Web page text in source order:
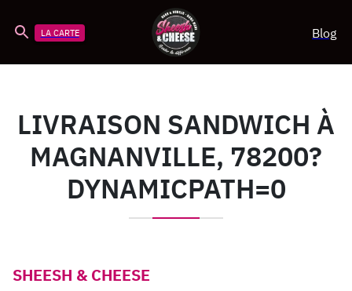
LA CARTE Blog
LIVRAISON SANDWICH À
MAGNANVILLE, 78200?
DYNAMICPATH=0
SHEESH & CHEESE